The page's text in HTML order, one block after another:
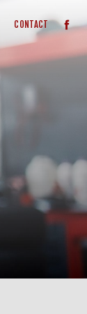
CONTACT